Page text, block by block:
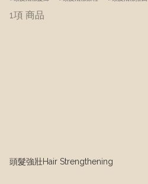
1項 商品
頭髮強壯Hair Strengthening